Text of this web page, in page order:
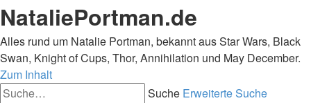
NataliePortman.de
Alles rund um Natalie Portman, bekannt aus Star Wars, Black
Swan, Knight of Cups, Thor, Annihilation und May December.
Zum Inhalt
Suche Erweiterte Suche